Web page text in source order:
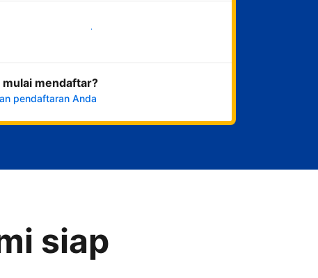
Mulai sekarang
mulai mendaftar?
pendaftaran Anda
siap